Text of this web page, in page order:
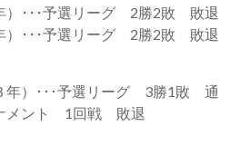
）･･･予選リーグ 2勝2敗 敗退
）･･･予選リーグ 2勝2敗 敗退
年）･･･予選リーグ 3勝1敗 通
ント 1回戦 敗退